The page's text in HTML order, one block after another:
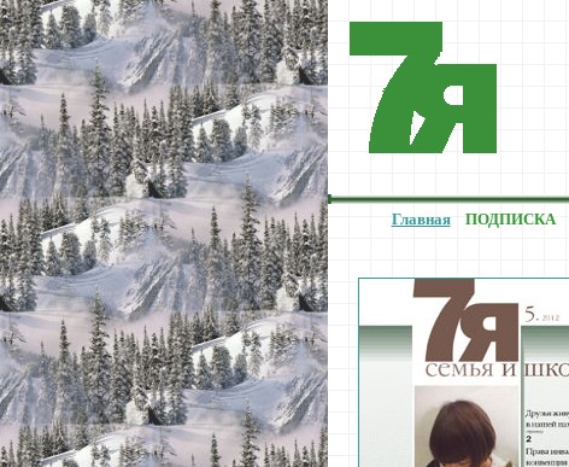
ГлавнаяПОДПИСКА